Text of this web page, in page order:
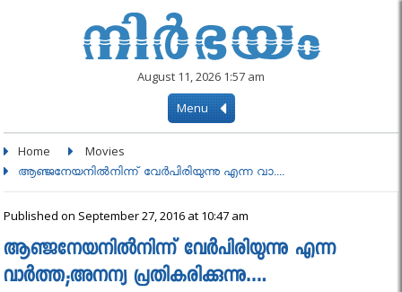
August 11, 2026 1:57 am
Menu
Home Movies
ആഞ്ജനേയനില്‍നിന്ന് വേർപിരിയുന്നു എന്ന വാ....
Published on September 27, 2016 at 10:47 am
ആഞ്ജനേയനില്‍നിന്ന് വേർപിരിയുന്നു എന്ന
വാർത്ത;അനന്യ പ്രതികരിക്കുന്നു….